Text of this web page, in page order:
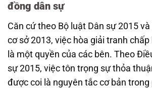
đồng dân sự
Căn cứ theo Bộ luật Dân sự 2015
cơ sở 2013, việc hòa giải tranh
là một quyền của các bên. Theo
sự 2015, việc tôn trọng sự thỏa
được coi là nguyên tắc cơ bản trong